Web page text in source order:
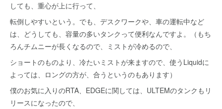
しても、重心が上に行って、
転倒しやすいという。でも、デスクワークや、車の運転中など
は、どうしても、容量の多いタンクって便利なんですよ。（もち
ろんチムニーが長くなるので、ミストが冷めるので、
ショートのものより、冷たいミストが来ますので、使うLiquidに
よっては、ロングの方が、合うというのもあります）
僕のお気に入りのRTA、EDGEに関しては、ULTEMのタンクもリ
リースになったので、